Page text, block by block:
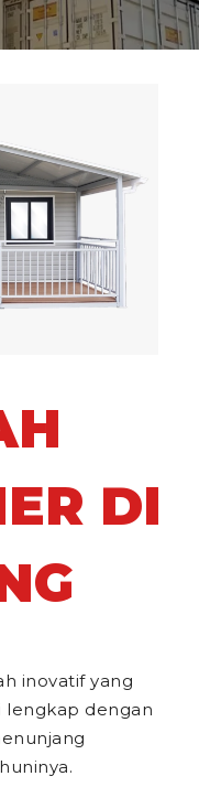
DI
inovatif yang
lengkap dengan